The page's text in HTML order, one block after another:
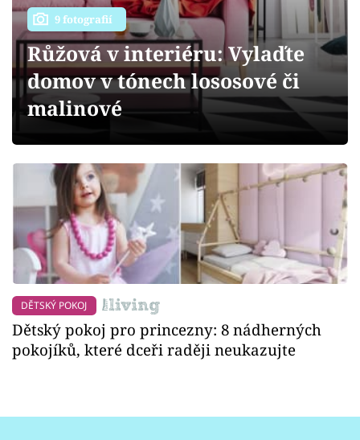
Přihlášení
Sledujte nás
9 fotografií
Růžová v interiéru: Vylaďte
domov v tónech lososové či
malinové
DĚTSKÝ POKOJ
Dětský pokoj pro princezny: 8 nádherných
pokojíků, které dceři raději neukazujte